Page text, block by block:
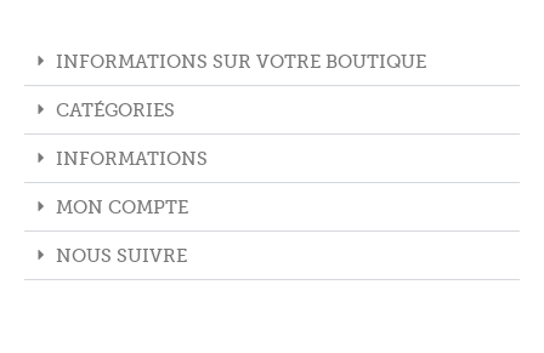
INFORMATIONS SUR VOTRE BOUTIQUE
CATÉGORIES
INFORMATIONS
MON COMPTE
NOUS SUIVRE